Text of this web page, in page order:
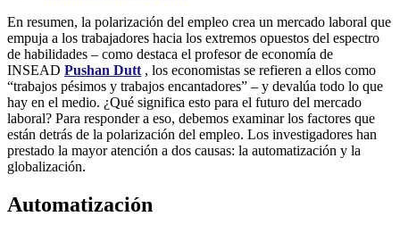
En resumen, la polarización del empleo crea un mercado laboral que
empuja a los trabajadores hacia los extremos opuestos del espectro
de habilidades – como destaca el profesor de economía de
INSEAD Pushan Dutt , los economistas se refieren a ellos como
“trabajos pésimos y trabajos encantadores” – y devalúa todo lo que
hay en el medio. ¿Qué significa esto para el futuro del mercado
laboral? Para responder a eso, debemos examinar los factores que
están detrás de la polarización del empleo. Los investigadores han
prestado la mayor atención a dos causas: la automatización y la
globalización.
Automatización